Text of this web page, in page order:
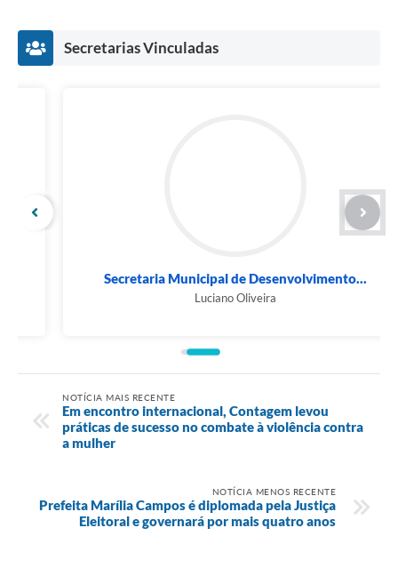
Secretarias Vinculadas
Secretaria Municipal de Desenvolvimento...
Luciano Oliveira
NOTÍCIA MAIS RECENTE
Em encontro internacional, Contagem levou
práticas de sucesso no combate à violência contra
a mulher
NOTÍCIA MENOS RECENTE
Prefeita Marília Campos é diplomada pela Justiça
Eleitoral e governará por mais quatro anos